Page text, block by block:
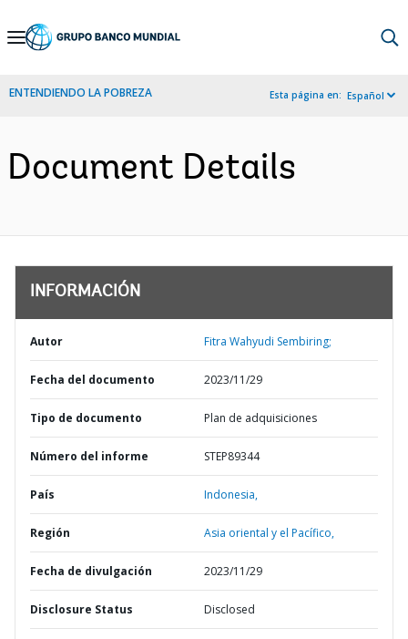
Skip
Navigation
ENTENDIENDO LA POBREZA Esta página en: Español
Document Details
INFORMACIÓN
Autor Fitra Wahyudi Sembiring;
Fecha del documento 2023/11/29
Tipo de documento Plan de adquisiciones
Número del informe STEP89344
País Indonesia,
Región Asia oriental y el Pacífico,
Fecha de divulgación 2023/11/29
Disclosure Status Disclosed